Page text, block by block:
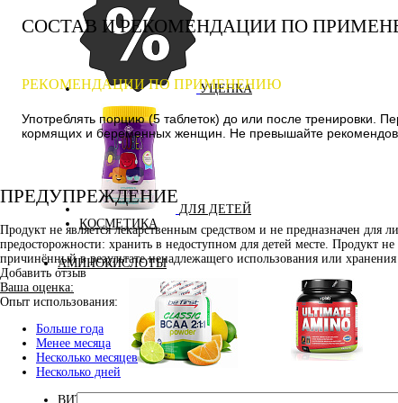
УЦЕНКА
ДЛЯ ДЕТЕЙ
КОСМЕТИКА
АМИНОКИСЛОТЫ
ВИТАМИНЫ И МИНЕРАЛЫ
СОСТАВ И РЕКОМЕНДАЦИИ ПО
РЕКОМЕНДАЦИИ ПО ПРИМЕНЕНИЮ
Употреблять порцию (5 таблеток) до или после тренировки.
кормящих и беременных женщин. Не превышайте
ПРЕДУПРЕЖДЕНИЕ
Продукт не является лекарственным средством и не предназначен
предосторожности: хранить в недоступном для детей месте. Продукт
причинённый в результате ненадлежащего использования или хранения
Добавить отзыв
Ваша оценка:
Опыт использования:
Больше года
Менее месяца
Несколько месяцев
Несколько дней